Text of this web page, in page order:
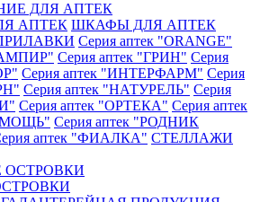
ДЛЯ АПТЕК
АПТЕК ШКАФЫ ДЛЯ АПТЕК
Серия аптек "ORANGE"
Серия аптек "ГРИН" Серия
Серия аптек "ИНТЕРФАРМ" Серия
Серия аптек "НАТУРЕЛЬ" Серия
Серия аптек "ОРТЕКА" Серия аптек
Серия аптек "РОДНИК
аптек "ФИАЛКА" СТЕЛЛАЖИ